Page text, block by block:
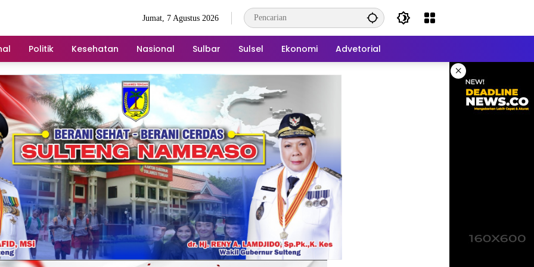
Jumat, 7 Agustus 2026
Politik Kesehatan Nasional Sulbar Sulsel Ekonomi Advetorial
×